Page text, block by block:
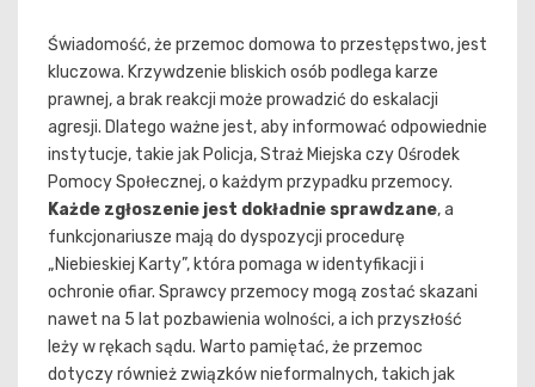
Świadomość, że przemoc domowa to przestępstwo, jest
kluczowa. Krzywdzenie bliskich osób podlega karze
prawnej, a brak reakcji może prowadzić do eskalacji
agresji. Dlatego ważne jest, aby informować odpowiednie
instytucje, takie jak Policja, Straż Miejska czy Ośrodek
Pomocy Społecznej, o każdym przypadku przemocy.
Każde zgłoszenie jest dokładnie sprawdzane, a
funkcjonariusze mają do dyspozycji procedurę
„Niebieskiej Karty”, która pomaga w identyfikacji i
ochronie ofiar. Sprawcy przemocy mogą zostać skazani
nawet na 5 lat pozbawienia wolności, a ich przyszłość
leży w rękach sądu. Warto pamiętać, że przemoc
dotyczy również związków nieformalnych, takich jak